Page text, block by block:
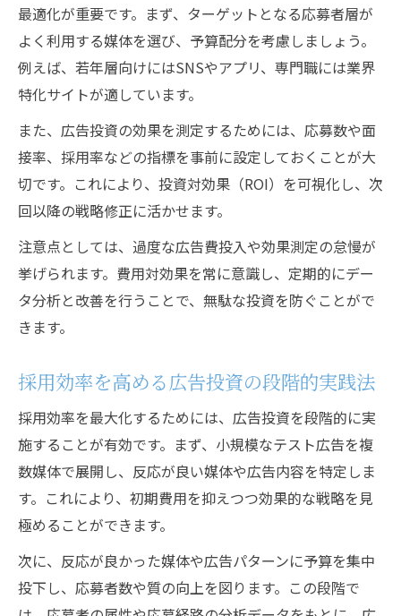
最適化が重要です。まず、ターゲットとなる応募者層が
よく利用する媒体を選び、予算配分を考慮しましょう。
例えば、若年層向けにはSNSやアプリ、専門職には業界
特化サイトが適しています。
また、広告投資の効果を測定するためには、応募数や面
接率、採用率などの指標を事前に設定しておくことが大
切です。これにより、投資対効果（ROI）を可視化し、次
回以降の戦略修正に活かせます。
注意点としては、過度な広告費投入や効果測定の怠慢が
挙げられます。費用対効果を常に意識し、定期的にデー
タ分析と改善を行うことで、無駄な投資を防ぐことがで
きます。
採用効率を高める広告投資の段階的実践法
採用効率を最大化するためには、広告投資を段階的に実
施することが有効です。まず、小規模なテスト広告を複
数媒体で展開し、反応が良い媒体や広告内容を特定しま
す。これにより、初期費用を抑えつつ効果的な戦略を見
極めることができます。
次に、反応が良かった媒体や広告パターンに予算を集中
投下し、応募者数や質の向上を図ります。この段階で